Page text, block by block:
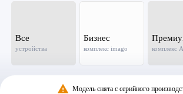
Все
устройства
Бизнес
комплекс imago комплекс
Модель снята с серийного